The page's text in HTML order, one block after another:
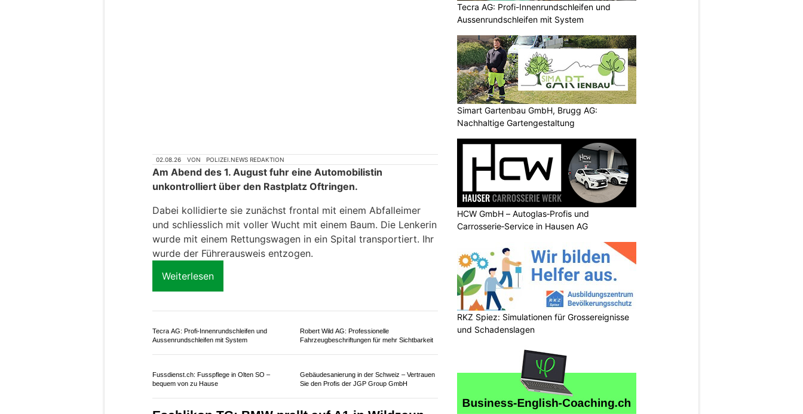
02.08.26 VON POLIZEI.NEWS REDAKTION
Am Abend des 1. August fuhr eine Automobilistin
unkontrolliert über den Rastplatz Oftringen.
Dabei kollidierte sie zunächst frontal mit einem Abfalleimer
und schliesslich mit voller Wucht mit einem Baum. Die Lenkerin
wurde mit einem Rettungswagen in ein Spital transportiert. Ihr
wurde der Führerausweis entzogen.
Weiterlesen
Tecra AG: Profi-Innenrundschleifen und
Robert Wild AG: Professionelle
Fahrzeugbeschriftungen für mehr Sichtbarkeit
Tecra AG: Profi-Innenrundschleifen und
Aussenrundschleifen mit System
Simart Gartenbau GmbH, Brugg AG:
Nachhaltige Gartengestaltung
HCW GmbH – Autoglas‑Profis und
Carrosserie‑Service in Hausen AG
RKZ Spiez: Simulationen für Grossereignisse
und Schadenslagen